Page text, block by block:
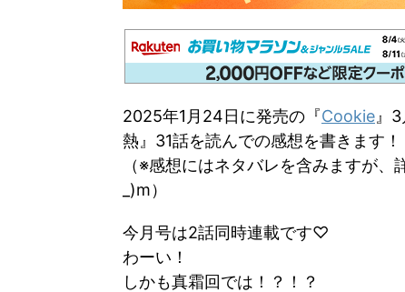
2025年1月24日に発売の『Cookie 』
熱』31話を読んでの感想を書きます！
（※感想にはネタバレを含みますが
_)m）
今月号は2話同時連載です♡
わーい！
しかも真霜回では！？！？